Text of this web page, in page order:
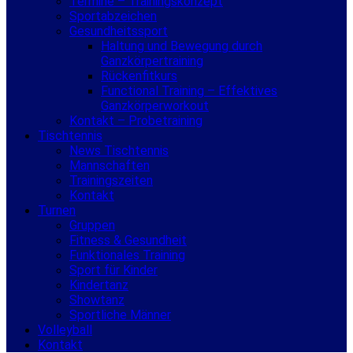
Sportabzeichen
Gesundheitssport
Haltung und Bewegung durch
Ganzkörpertraining
Rückenfitkurs
Functional Training – Effektives
Ganzkörperworkout
Kontakt – Probetraining
Tischtennis
News Tischtennis
Mannschaften
Trainingszeiten
Kontakt
Turnen
Gruppen
Fitness & Gesundheit
Funktionales Training
Sport für Kinder
Kindertanz
Showtanz
Sportliche Männer
Volleyball
Kontakt